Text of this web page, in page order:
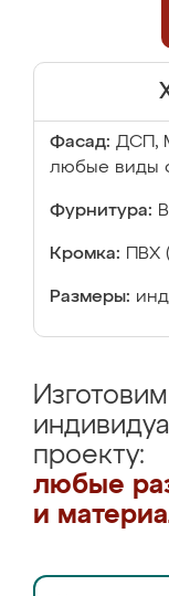
Фасад: ДСП,
любые виды
Фурнитура:
Кромка: ПВХ
Размеры:
проекту:
любые
и